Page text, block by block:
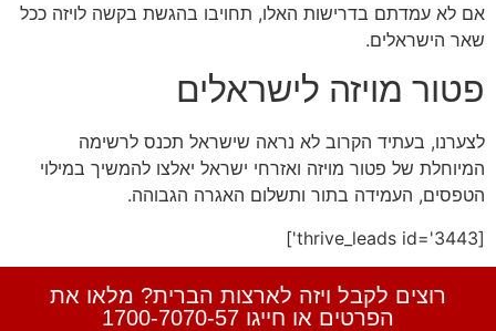
אם לא עמדתם בדרישות האלו, תחויבו בהגשת בקשה לויזה ככל
שאר הישראלים.
פטור מויזה לישראלים
לצערנו, בעתיד הקרוב לא נראה שישראל תכנס לרשימה
המיוחלת של פטור מויזה ואזרחי ישראל יאלצו להמשיך במילוי
הטפסים, העמידה בתור ותשלום האגרה הגבוהה.
[thrive_leads id='3443']
רוצים לקבל ויזה לארצות הברית? מלאו את
הפרטים או חייגו 1700-7070-57